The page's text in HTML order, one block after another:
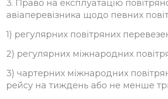
3. Право на експлуатацію
авіаперевізника щодо певних
1) регулярних повітряних
2) регулярних міжнародних
3) чартерних міжнародних
рейсу на тиждень або не менше